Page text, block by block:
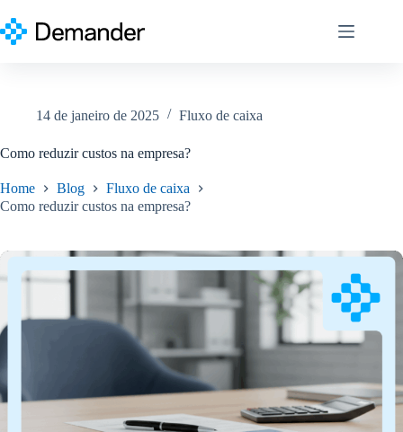
para
o
14 de janeiro de 2025 Fluxo de caixa
Como reduzir custos na empresa?
Home Blog
Fluxo de caixa
Como reduzir custos na empresa?